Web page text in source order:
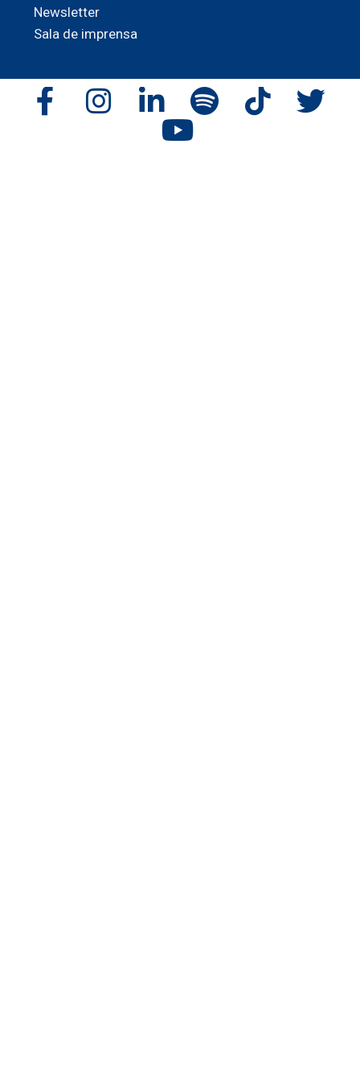
Newsletter
Sala de imprensa